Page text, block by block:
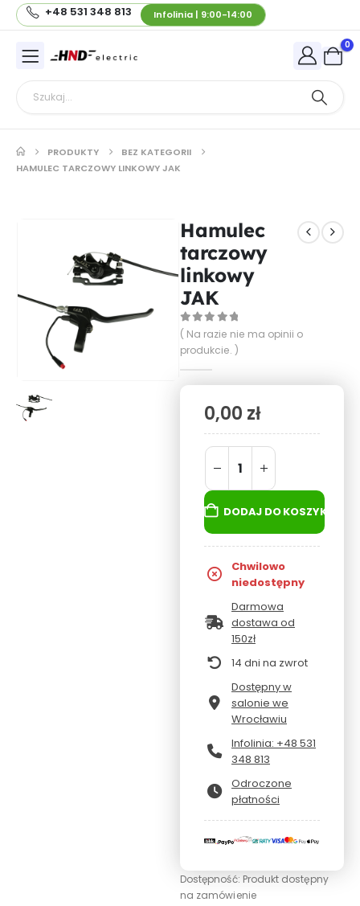
+48 531 348 813 Infolinia | 9:00-14:00
0
PRODUKTY
BEZ KATEGORII
HAMULEC TARCZOWY LINKOWY JAK
Hamulec
tarczowy
linkowy
JAK
0out of 5
( Na razie nie ma opinii o
produkcie. )
0,00 zł
DODAJ DO KOSZYKA
Chwilowo
niedostępny
Darmowa
dostawa od
150zł
14 dni na zwrot
Dostępny w
salonie we
Wrocławiu
Infolinia: +48 531
348 813
Odroczone
płatności
Dostępność: Produkt dostępny
na zamówienie